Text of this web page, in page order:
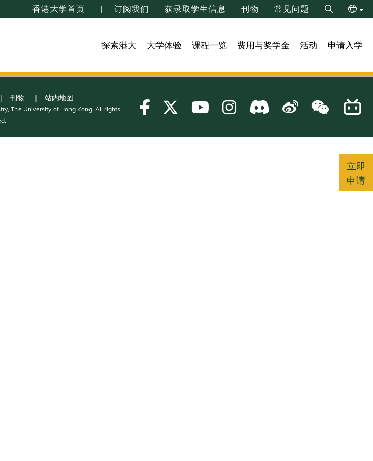
香港大学首页 订阅我们 获录取学生信息 刊物 常见问题
Search
繁
探索港大 大学体验 课程一览 费用与奖学金 活动 申请入学
立即
申请
刊物 站内地图
The University of Hong Kong. All rights